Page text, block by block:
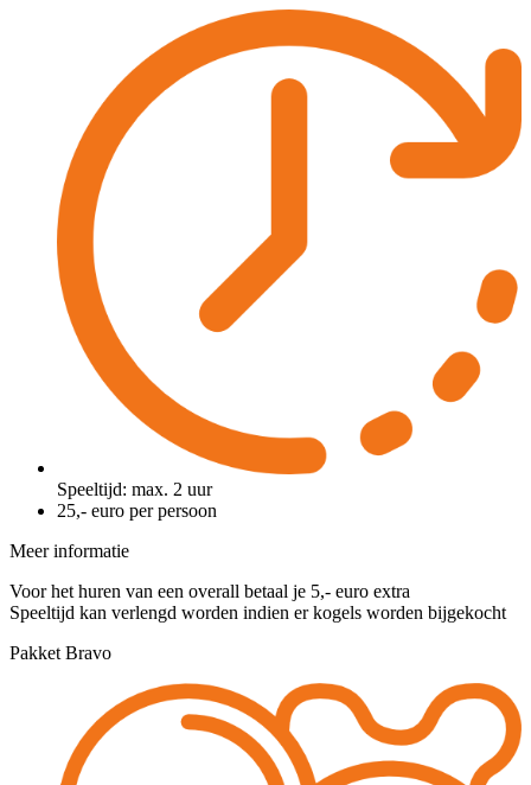
Speeltijd: max. 2 uur
25,- euro per persoon
Meer informatie
Voor het huren van een overall betaal je 5,- euro extra
Speeltijd kan verlengd worden indien er kogels worden bijgekocht
Pakket Bravo